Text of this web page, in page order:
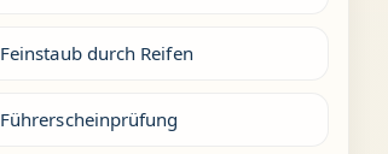
Feinstaub durch Reifen
Führerscheinprüfung